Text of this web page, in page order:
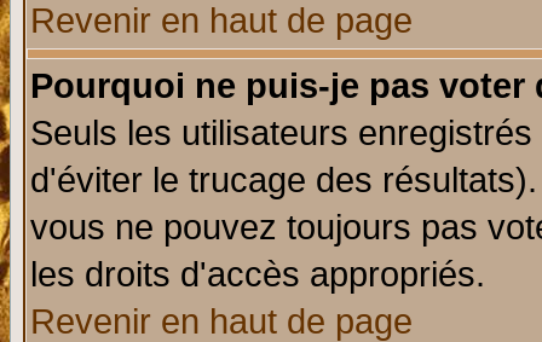
Revenir en haut de page
Pourquoi ne puis-je pas voter
Seuls les utilisateurs
d'éviter le trucage des
vous ne pouvez toujours pas
les droits d'accès appropriés.
Revenir en haut de page